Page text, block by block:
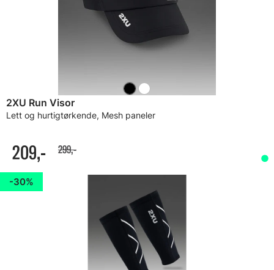
2XU Run Visor
Lett og hurtigtørkende, Mesh paneler
209,- 299,-
30%